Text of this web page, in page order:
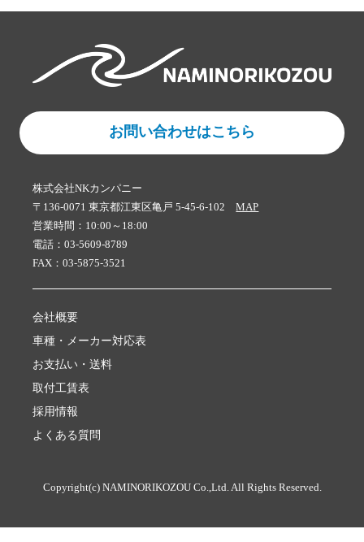
お問い合わせはこちら
株式会社NKカンパニー
〒136-0071 東京都江東区亀戸 5-45-6-102MAP
営業時間：10:00～18:00
電話：03-5609-8789
FAX：03-5875-3521
会社概要
車種・メーカー対応表
お支払い・送料
取付工賃表
採用情報
よくある質問
Copyright(c) NAMINORIKOZOU Co.,Ltd. All Rights Reserved.